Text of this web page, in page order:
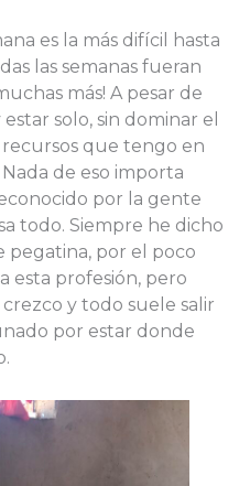
es la más difícil hasta
las semanas fueran
más! A pesar de
solo, sin dominar el
recursos que tengo en
de eso importa
por la gente
todo. Siempre he dicho
pegatina, por el poco
esta profesión, pero
y todo suele salir
por estar donde